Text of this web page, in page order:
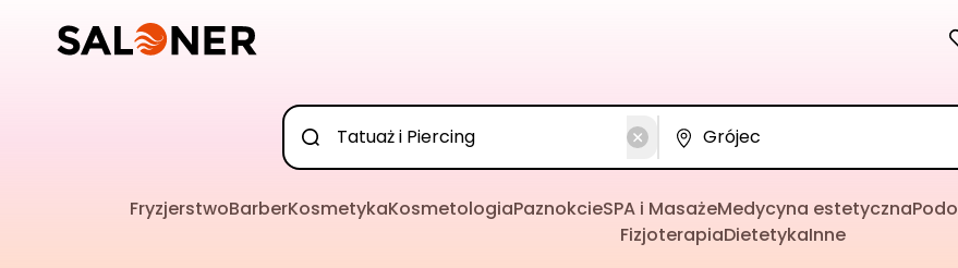
FryzjerstwoBarberKosmetykaKosmetologiaPaznokcieSPA i MasażeMedycyna estetyczna
FizjoterapiaDietetykaInne